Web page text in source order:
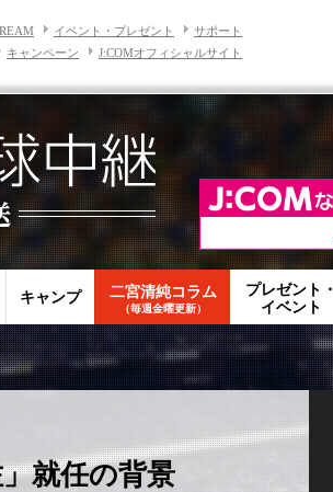
イベント・プレゼント
サポート
キャンペーン J:COMオフィシャルサイト
キャンプ 二宮清純コラム
（毎週金曜更新）
プレゼント・
イベント
就任の背景